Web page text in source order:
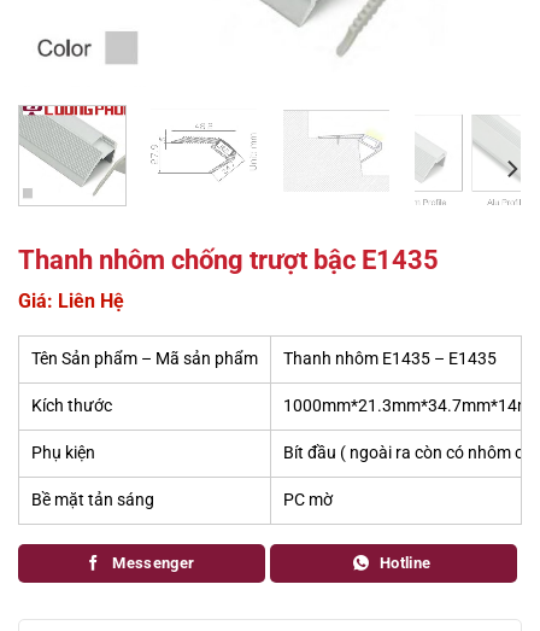
Thanh nhôm chống trượt bậc E1435
Giá: Liên Hệ
Tên Sản phẩm – Mã sản phẩm Thanh nhôm E1435 – E1435
Kích thước
Phụ kiện Bít đầu ( ngoài ra còn có nhôm
Bề mặt tản sáng PC mờ
Messenger Hotline